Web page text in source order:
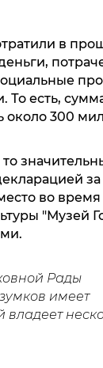
в
То есть,
около 300
за
во
"Музей
Рады
имеет
владеет